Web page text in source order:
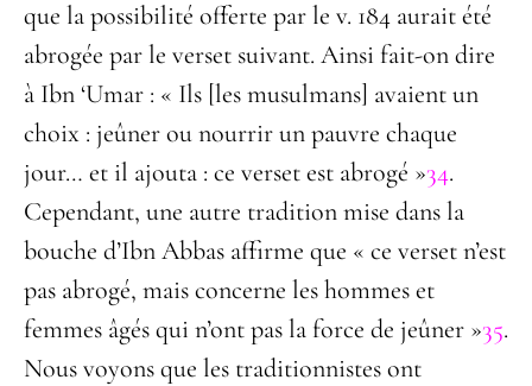
que la possibilité offerte par le v. 184 aurait été
abrogée par le verset suivant. Ainsi fait-on dire
à Ibn ‘Umar : « Ils [les musulmans] avaient un
choix : jeûner ou nourrir un pauvre chaque
jour… et il ajouta : ce verset est abrogé »34.
Cependant, une autre tradition mise dans la
bouche d’Ibn Abbas affirme que « ce verset n’est
pas abrogé, mais concerne les hommes et
femmes âgés qui n’ont pas la force de jeûner »35.
Nous voyons que les traditionnistes ont